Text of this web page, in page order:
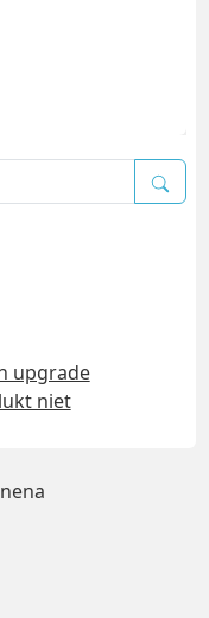
upgrade
niet